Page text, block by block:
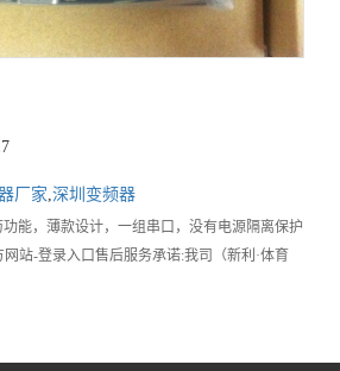
厂家,深圳变频器
能，薄款设计，一组串口，没有电源隔离保护
站-登录入口售后服务承诺:我司（新利·体育
）本着优质、高效、发展的原则